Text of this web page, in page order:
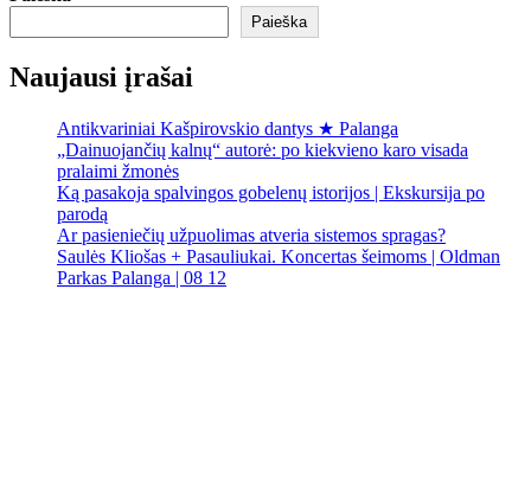
Paieška
Naujausi įrašai
Antikvariniai Kašpirovskio dantys ★ Palanga
„Dainuojančių kalnų“ autorė: po kiekvieno karo visada
pralaimi žmonės
Ką pasakoja spalvingos gobelenų istorijos | Ekskursija po
parodą
Ar pasieniečių užpuolimas atveria sistemos spragas?
Saulės Kliošas + Pasauliukai. Koncertas šeimoms | Oldman
Parkas Palanga | 08 12